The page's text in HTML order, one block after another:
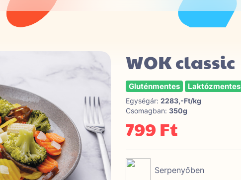
WOK classic
Gluténmentes Laktózmentes
Egységár: 2283,-Ft/kg
Csomagban: 350g
799 Ft
Serpenyőben